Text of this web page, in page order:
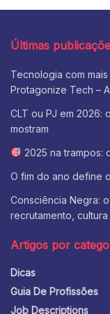
Últimas
Tecnologia com
Protagonize Tech –
CLT ou PJ em 2026:
mostram
2025 na trampos:
O fim do ano define
Consciência Negra:
recrutamento,
Artigos por
Dicas
Guia De Profissões
Job Descriptions